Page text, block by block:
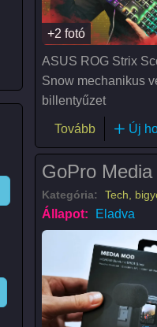
+2 fotó
ASUS ROG Strix
Snow mechanikus
billentyűzet
Tovább(ASUSÚj
GoPro Media
Kategória: Tech,
Állapot: Eladva